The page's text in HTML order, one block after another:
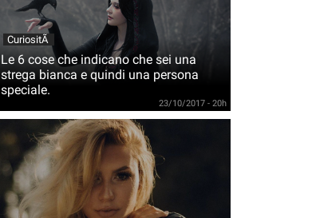
CuriositÃ
Le 6 cose che indicano che sei una
strega bianca e quindi una persona
speciale.
23/10/2017 - 20h